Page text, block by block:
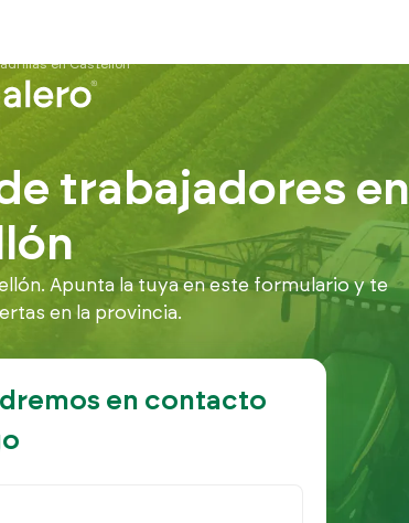
en Castellón
trabajadores en
Apunta la tuya en este formulario y te
en la provincia.
en contacto